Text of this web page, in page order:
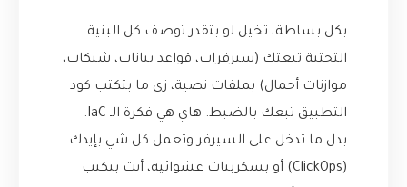
بكل بساطة، تخيل لو بتقدر توصف كل البنية
التحتية تبعتك (سيرفرات، قواعد بيانات، شبكات،
موازنات أحمال) بملفات نصية، زي ما بتكتب كود
التطبيق تبعك بالضبط. هاي هي فكرة الـ IaC.
بدل ما تدخل على السيرفر وتعمل كل شي بإيدك
(ClickOps) أو بسكربتات عشوائية، أنت بتكتب